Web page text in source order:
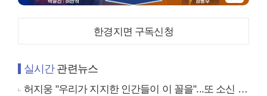
한경지면 구독신청
실시간관련뉴스
허지웅 "우리가 지지한 인간들이 이 꼴을"...또 소신 발언